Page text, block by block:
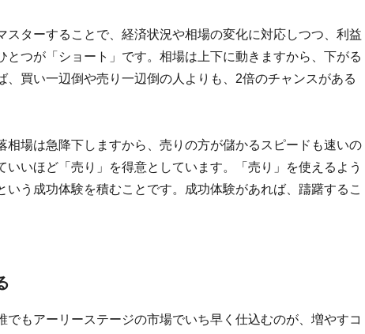
スターすることで、経済状況や相場の変化に対応しつつ、利益
とつが「ショート」です。相場は上下に動きますから、下がる
、買い一辺倒や売り一辺倒の人よりも、2倍のチャンスがある
相場は急降下しますから、売りの方が儲かるスピードも速いの
いほど「売り」を得意としています。「売り」を使えるよう
う成功体験を積むことです。成功体験があれば、躊躇するこ
もアーリーステージの市場でいち早く仕込むのが、増やすコ